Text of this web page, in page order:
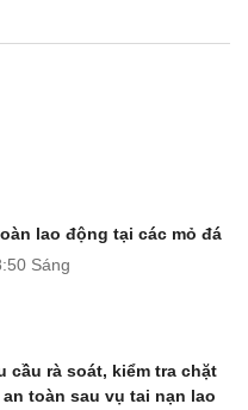
lao động tại các mỏ đá
Sáng
cầu rà soát, kiểm tra chặt
toàn sau vụ tai nạn lao